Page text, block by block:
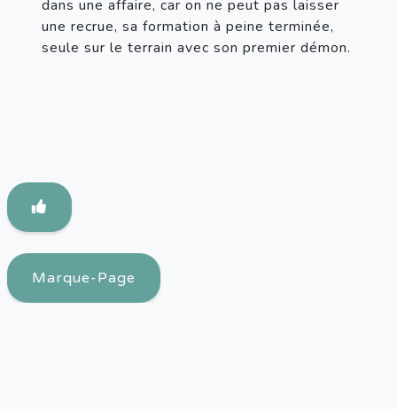
dans une affaire, car on ne peut pas laisser
une recrue, sa formation à peine terminée,
seule sur le terrain avec son premier démon.
Marque-Page